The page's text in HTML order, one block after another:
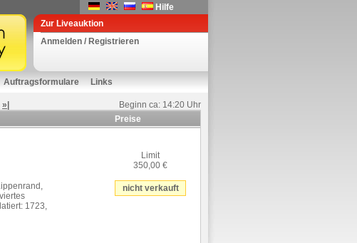
Hilfe
Zur Liveauktion
Anmelden / Registrieren
Auftragsformulare Links
Beginn ca: 14:20 Uhr
»|
Preise
1723,
Limit
350,00 €
nicht verkauft